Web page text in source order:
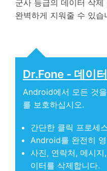
군사 등급의 데이터 삭
완벽하게 지워줄 수 있습
Dr.Fone - 데이
Android에서 모든 것
를 보호하십시오.
간단한 클릭 프로세
Android를 완전히
사진, 연락처, 메시
이터를 삭제합니다.